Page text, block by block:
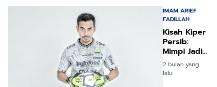
IMAM ARIEF
FADILLAH
Kisah Kiper
Persib:
Mimpi Jadi
Nyata Tanpa
Debut
2 bulan yang
lalu